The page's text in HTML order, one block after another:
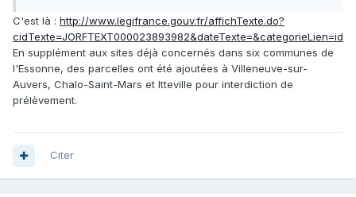
C'est là : http://www.legifrance.gouv.fr/affichTexte.do?
cidTexte=JORFTEXT000023893982&dateTexte=&categorieLien=id
En supplément aux sites déjà concernés dans six communes de
l'Essonne, des parcelles ont été ajoutées à Villeneuve-sur-
Auvers, Chalo-Saint-Mars et Itteville pour interdiction de
prélèvement.
Citer